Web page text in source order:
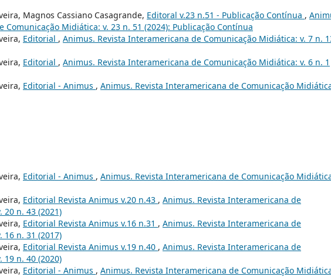
Magnos Cassiano Casagrande, Editoral v.23 n.51 - Publicação Contínua ,
Comunicação Midiática: v. 23 n. 51 (2024): Publicação Contínua
Editorial , Animus. Revista Interamericana de Comunicação Midiática: v. 7 n.
Editorial , Animus. Revista Interamericana de Comunicação Midiática: v. 6 n. 1
Editorial - Animus , Animus. Revista Interamericana de Comunicação
Editorial - Animus , Animus. Revista Interamericana de Comunicação
Editorial Revista Animus v.20 n.43 , Animus. Revista Interamericana de
20 n. 43 (2021)
Editorial Revista Animus v.16 n.31 , Animus. Revista Interamericana de
16 n. 31 (2017)
Editorial Revista Animus v.19 n.40 , Animus. Revista Interamericana de
19 n. 40 (2020)
Editorial - Animus , Animus. Revista Interamericana de Comunicação